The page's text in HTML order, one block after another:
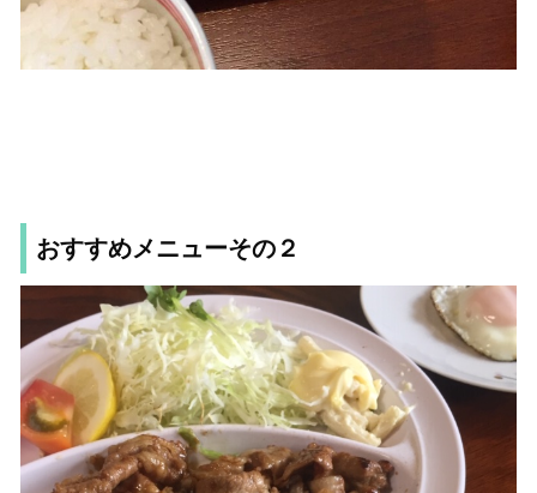
おすすめメニューその２